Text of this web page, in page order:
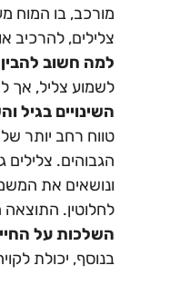
מורכב, בו המוח
צלילים, להרכיב
למה חשוב
לשמוע צליל, אך
השינויים
טווח רחב יותר
הגבוהים.
ונושאים את
לחלוטין. התוצאה
השלכות על
בנוסף, יכולת